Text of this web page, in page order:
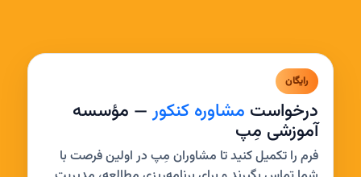
رایگان
درخواست مشاوره کنکور— مؤسسه
آموزشی مِپ
فرم را تکمیل کنید تا مشاوران مِپ در اولین فرصت با